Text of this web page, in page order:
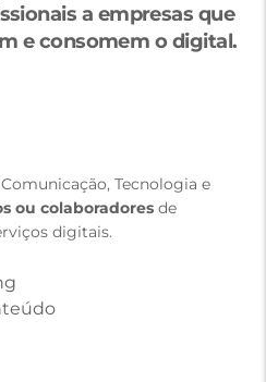
a empresas que
e consomem o digital.
Tecnologia e
ou colaboradores de
digitais.